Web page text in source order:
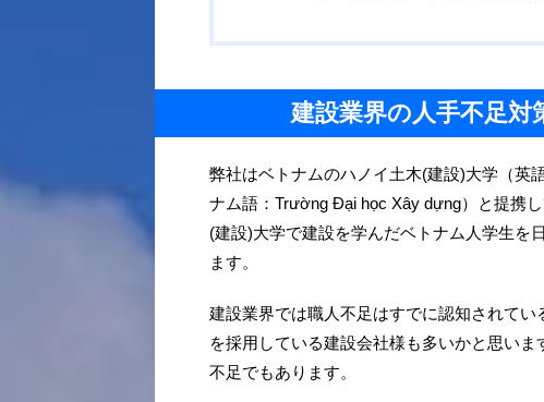
建設業界の人手不足対
弊社はベトナムのハノイ土木(建設)大学（英
ナム語：Trường Đại học Xây dựng）と提携
(建設)大学で建設を学んだベトナム人学生を
ます。
建設業界では職人不足はすでに認知されて
を採用している建設会社様も多いかと思い
不足でもあります。